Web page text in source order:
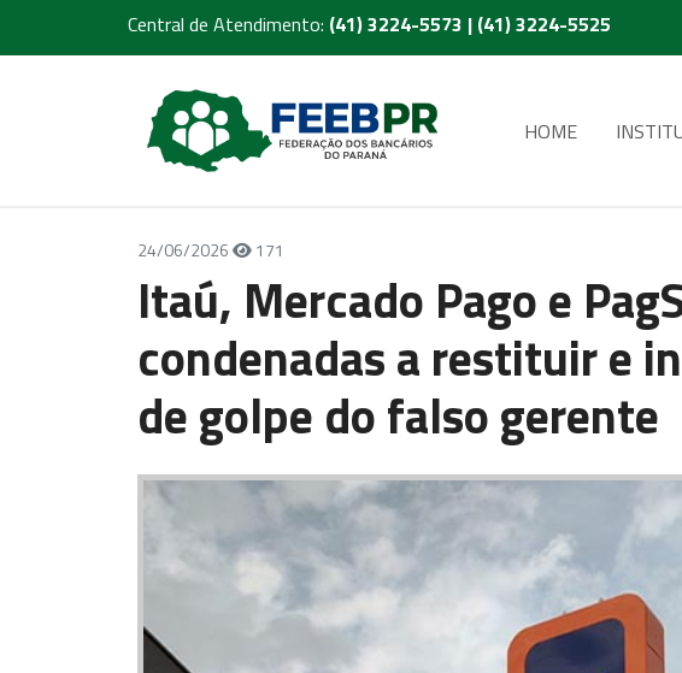
Central de Atendimento: (41) 3224-5573 | (41) 3224-5525
HOME
24/06/2026 171
Itaú, Mercado Pago e
condenadas a restituir e
de golpe do falso gerente